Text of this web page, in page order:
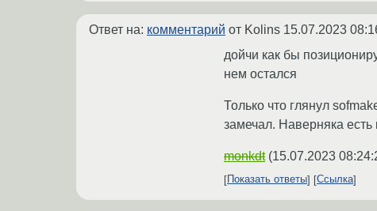
Ответ на: комментарий от Kolins 15.07.2023
дойчи как бы
нем остался
Только что глянул
замечал. Наверняка есть
monkdt (15.07.2023
Показать ответы
Ссылка